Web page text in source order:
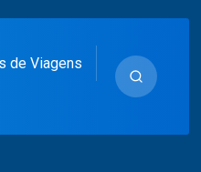
de Viagens